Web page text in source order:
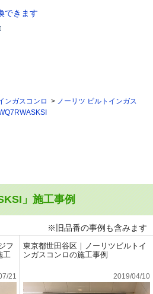
できます
ンガスコンロ
ノーリツ ビルトインガス
」施工事例
※旧品番の事例も含みます
フ
工
21
東京都世田谷区｜ノーリツビルトイ
ンガスコンロの施工事例
2019/04/10